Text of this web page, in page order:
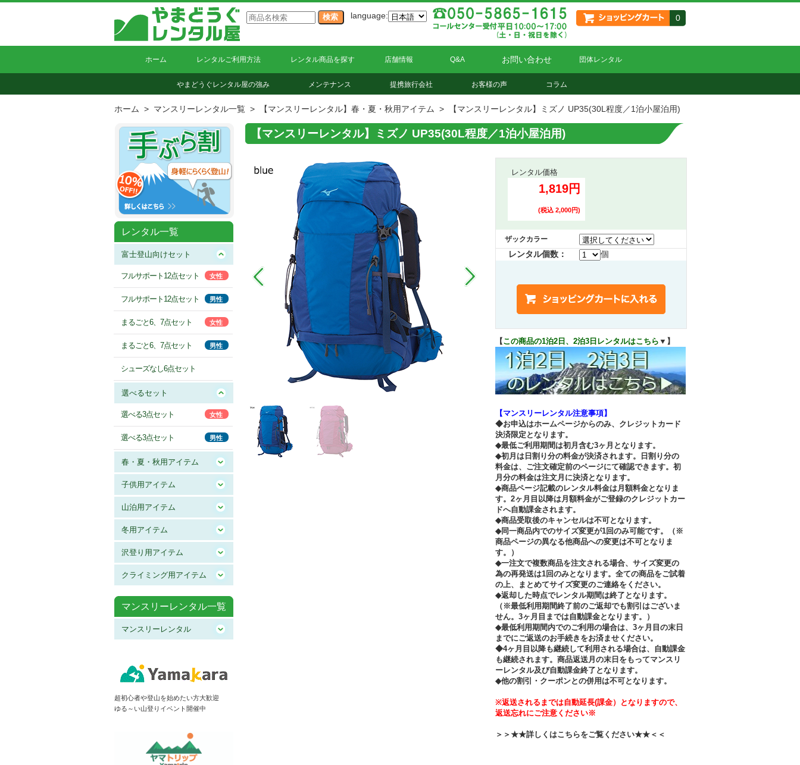
0
language:
ホーム レンタルご利用方法 レンタル商品を探す 店舗情報 Q&A お問い合わせ 団体レンタル
やまどうぐレンタル屋の強み メンテナンス 提携旅行会社 お客様の声 コラム
ホーム > マンスリーレンタル一覧 > 【マンスリーレンタル】春・夏・秋用アイテム > 【マンスリーレンタル】ミズノ UP35(30L程度／1泊小屋泊用)
レンタル一覧
富士登山向けセット
フルサポート12点セット 女性
フルサポート12点セット 男性
まるごと6、7点セット 女性
まるごと6、7点セット 男性
シューズなし6点セット
選べるセット
選べる3点セット 女性
選べる3点セット 男性
春・夏・秋用アイテム
子供用アイテム
山泊用アイテム
冬用アイテム
沢登り用アイテム
クライミング用アイテム
マンスリーレンタル一覧
マンスリーレンタル
超初心者や登山を始めたい方大歓迎
ゆる～い山登りイベント開催中
【マンスリーレンタル】ミズノ UP35(30L程度／1泊小屋泊用)
レンタル価格
1,819円
(税込 2,000円)
ザックカラー
レンタル個数： 個
【この商品の1泊2日、2泊3日レンタルはこちら ▼】
【マンスリーレンタル注意事項】
◆お申込はホームページからのみ、クレジットカード
決済限定となります。
◆最低ご利用期間は初月含む3ヶ月となります。
◆初月は日割り分の料金が決済されます。日割り分の
料金は、ご注文確定前のページにて確認できます。初
月分の料金は注文月に決済となります。
◆商品ページ記載のレンタル料金は月額料金となりま
す。2ヶ月目以降は月額料金がご登録のクレジットカー
ドへ自動課金されます。
◆商品受取後のキャンセルは不可となります。
◆同一商品内でのサイズ変更が1回のみ可能です。（※
商品ページの異なる他商品への変更は不可となりま
す。）
◆一注文で複数商品を注文される場合、サイズ変更の
為の再発送は1回のみとなります。全ての商品をご試着
の上、まとめてサイズ変更のご連絡をください。
◆返却した時点でレンタル期間は終了となります。
（※最低利用期間終了前のご返却でも割引はございま
せん。3ヶ月目までは自動課金となります。）
◆最低利用期間内でのご利用の場合は、3ヶ月目の末日
までにご返送のお手続きをお済ませください。
◆4ヶ月目以降も継続して利用される場合は、自動課金
も継続されます。商品返送月の末日をもってマンスリ
ーレンタル及び自動課金終了となります。
◆他の割引・クーポンとの併用は不可となります。
※返送されるまでは自動延長(課金）となりますので、
返送忘れにご注意ください※
＞＞★★詳しくはこちらをご覧ください★★＜＜